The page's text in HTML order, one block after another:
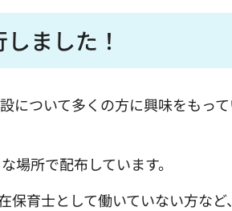
ました！
について多くの方に興味をもっ
場所で配布しています。
保育士として働いていない方な